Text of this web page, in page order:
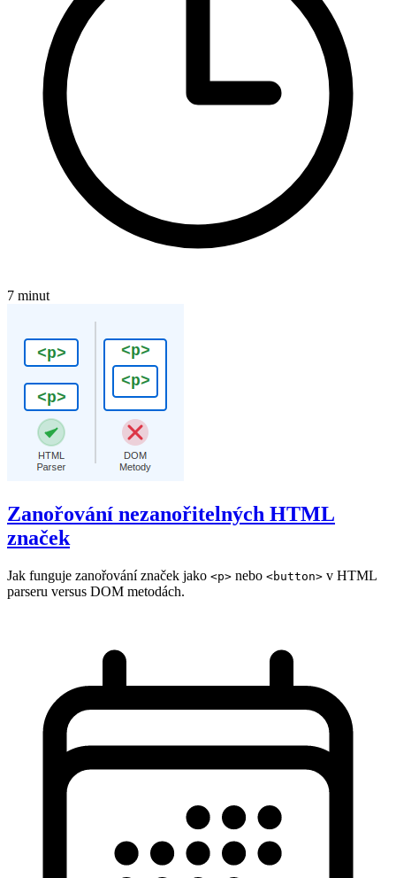
7 minut
Zanořování nezanořitelných HTML
značek
Jak funguje zanořování značek jako <p> nebo <button> v HTML
parseru versus DOM metodách.